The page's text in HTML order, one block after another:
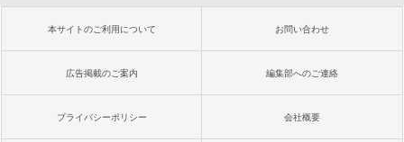
本サイトのご利用について お問い合わせ
広告掲載のご案内 編集部へのご連絡
プライバシーポリシー 会社概要